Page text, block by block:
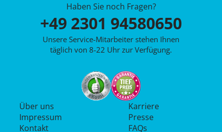
Haben Sie noch Fragen?
+49 2301 94580650
Unsere Service-Mitarbeiter stehen Ihnen
täglich von 8-22 Uhr zur Verfügung.
Über uns
Impressum
Kontakt
Karriere
Presse
FAQs